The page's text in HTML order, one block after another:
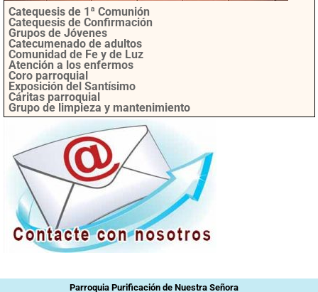
Catequesis de 1ª Comunión
Catequesis de Confirmación
Grupos de Jóvenes
Catecumenado de adultos
Comunidad de Fe y de Luz
Atención a los enfermos
Coro parroquial
Exposición del Santísimo
Cáritas parroquial
Grupo de limpieza y mantenimiento
Parroquia Purificación de Nuestra Señora